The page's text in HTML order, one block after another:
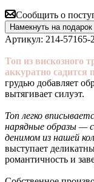
Сообщить о
Намекнуть на подарок
Артикул: 214-57165-
Топ из вискозного
аккуратно садится
грудью добавляет
вытягивает силуэт.
Топ легко
нарядные образы —
денимом из нашей
выступает
романтичность и